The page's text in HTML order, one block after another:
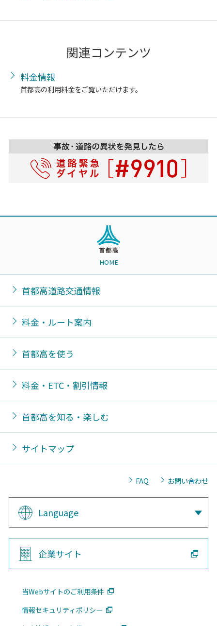
関連コンテンツ
料金情報
首都高の利用料金をご覧いただけます。
HOME
首都高道路交通情報
料金・ルート案内
首都高を使う
料金・ETC・割引情報
首都高を知る・楽しむ
サイトマップ
FAQ お問い合わせ
Language
企業サイト
当Webサイトのご利用条件
情報セキュリティポリシー